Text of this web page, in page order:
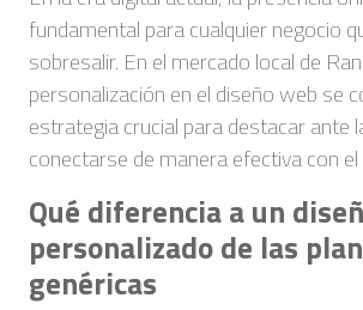
fundamental para cualquier negocio
sobresalir. En el mercado local de
personalización en el diseño web se
estrategia crucial para destacar ante
conectarse de manera efectiva con
Qué diferencia a un
personalizado de las
genéricas